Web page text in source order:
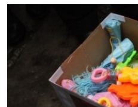
ВІДЕОУРОКИ «ELIFBE»
СВІДЧЕННЯ ОКУПАЦІЇ
ЯК ОБІЙТИ БЛОКУВАННЯ
Русский